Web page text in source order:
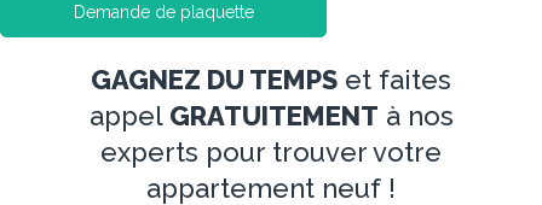
Demande de plaquette
GAGNEZ DU TEMPS et faites
appel GRATUITEMENT à nos
experts pour trouver votre
appartement neuf !